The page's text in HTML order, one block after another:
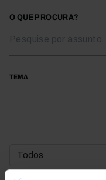
O QUE PROCURA?
TEMA